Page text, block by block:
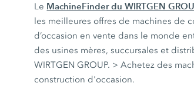
Le MachineFinder du WIRTGEN
les meilleures offres de machines de
d’occasion en vente dans le monde
des usines mères, succursales et
WIRTGEN GROUP. > Achetez des
construction d'occasion.